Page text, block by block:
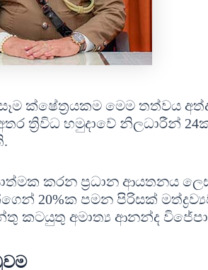
ක්ෂේත්‍රයකම මෙම තත්වය
ත්‍රිවිධ හමුදාවේ නිලධාරීන්
කරන ප්‍රධාන ආයතනය
20%ක පමන පිරිසක්
කටයුතු අමාත්‍ය ආනන්ද